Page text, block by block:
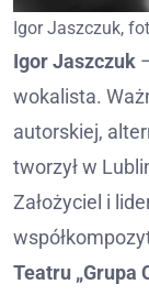
Igor Jaszczuk,
Igor Jaszczuk
wokalista.
autorskiej,
tworzył w
Założyciel i
Teatru „Grupa